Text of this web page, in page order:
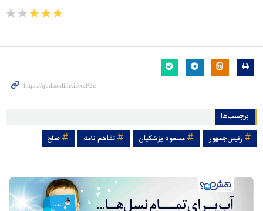
برچسب‌ها
رئیس‌جمهور مسعود پزشکیان تفاهم نامه صلح